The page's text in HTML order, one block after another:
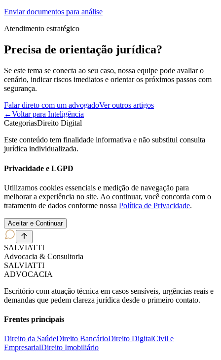
Enviar documentos para análise
Atendimento estratégico
Precisa de orientação jurídica?
Se este tema se conecta ao seu caso, nossa equipe pode avaliar o
cenário, indicar riscos imediatos e orientar os próximos passos com
segurança.
Falar direto com um advogadoVer outros artigos
←Voltar para Inteligência
CategoriasDireito Digital
Este conteúdo tem finalidade informativa e não substitui consulta
jurídica individualizada.
Privacidade e LGPD
Utilizamos cookies essenciais e medição de navegação para
melhorar a experiência no site. Ao continuar, você concorda com o
tratamento de dados conforme nossa Política de Privacidade.
Aceitar e Continuar
SALVIATTI
Advocacia & Consultoria
SALVIATTI
ADVOCACIA
Escritório com atuação técnica em casos sensíveis, urgências reais e
demandas que pedem clareza jurídica desde o primeiro contato.
Frentes principais
Direito da SaúdeDireito BancárioDireito DigitalCivil e
EmpresarialDireito Imobiliário